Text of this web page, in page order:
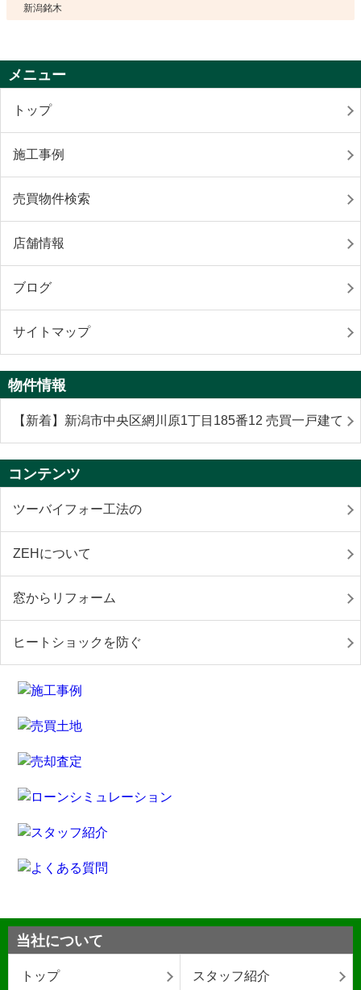
新潟銘木
メニュー
トップ
施工事例
売買物件検索
店舗情報
ブログ
サイトマップ
物件情報
【新着】新潟市中央区網川原1丁目185番12 売買一戸建て
コンテンツ
ツーバイフォー工法の
ZEHについて
窓からリフォーム
ヒートショックを防ぐ
当社について
トップ スタッフ紹介